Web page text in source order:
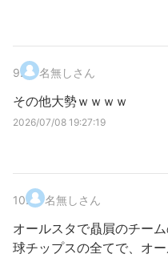
9. 名無しさん
その他大勢ｗｗｗｗ
2026/07/08 19:27:19
10. 名無しさん
オールスタで贔屓のチー
球チップスの全てで、オ